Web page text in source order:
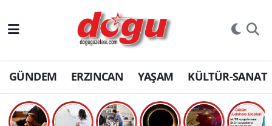
GÜNDEM ERZINCAN YAŞAM KÜLTÜR-SANAT
ERZINCAN
GÜNDEM
ERZİNCAN FOTOĞRAFLARI